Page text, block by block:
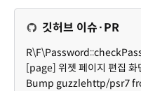
깃허브 이슈·PR